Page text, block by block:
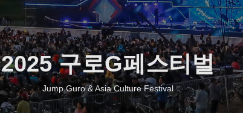
축제일정
오시는길
행사장안내
정원버스킹
구로책 축제&야외도서관
주민자치 프로그램 발표회
구로 먹거리장터
2025 구로G페스티벌
Jump Guro & Asia Culture Festival